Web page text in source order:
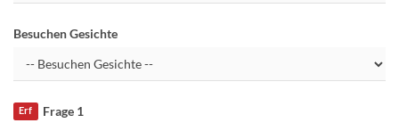
Besuchen Gesichte
Frage 1
Erf